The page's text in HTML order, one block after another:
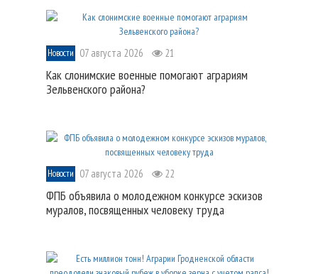
Новости 07 августа 2026 21
Как слонимские военные помогают аграриям
Зельвенского района?
Новости 07 августа 2026 22
ФПБ объявила о молодежном конкурсе эскизов
муралов, посвященных человеку труда